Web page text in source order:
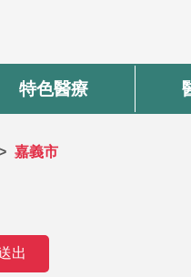
特色醫療
嘉義市